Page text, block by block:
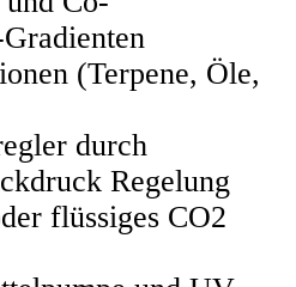
(Terpene, Öle,
durch
Regelung
flüssiges CO2